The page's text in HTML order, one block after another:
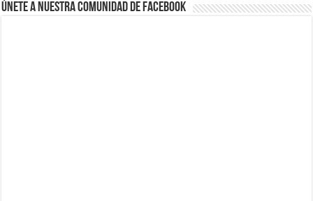
Únete a nuestra comunidad de Facebook